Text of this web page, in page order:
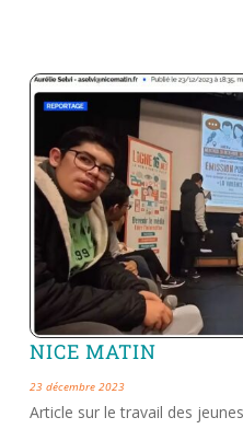
NICE MATIN
23 décembre 2023
Article sur le travail des